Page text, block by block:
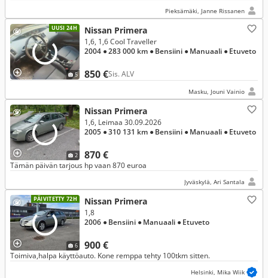
Pieksämäki, Janne Rissanen
UUSI 24H
5
Nissan Primera
850 €Sis. ALV
1,6, 1,6 Cool Traveller
2004 ● 283 000 km ● Bensiini ● Manuaali ● Etuveto
Masku, Jouni Vainio
2
Nissan Primera
870 €
1,6, Leimaa 30.09.2026
2005 ● 310 131 km ● Bensiini ● Manuaali ● Etuveto
Tämän päivän tarjous hp vaan 870 euroa
Jyväskylä, Ari Santala
PÄIVITETTY 72H
6
Nissan Primera
900 €
1,8
2006 ● Bensiini ● Manuaali ● Etuveto
Toimiva,halpa käyttöauto. Kone remppa tehty 100tkm sitten.
Helsinki, Mika Wiik